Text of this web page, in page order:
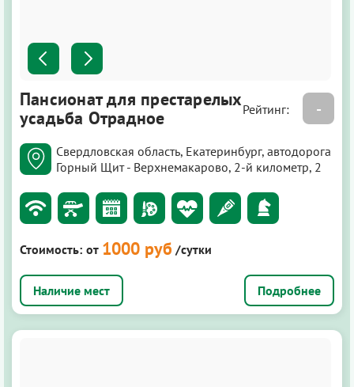
Пансионат для престарелых
усадьба Отрадное
Рейтинг: -
Свердловская область, Екатеринбург, автодорога
Горный Щит - Верхнемакарово, 2-й километр, 2
Стоимость: от 1000 руб /сутки
Подробнее